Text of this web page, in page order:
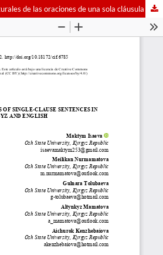
Características estructurales de las oraciones de una sola cláusula en kirguís e inglés